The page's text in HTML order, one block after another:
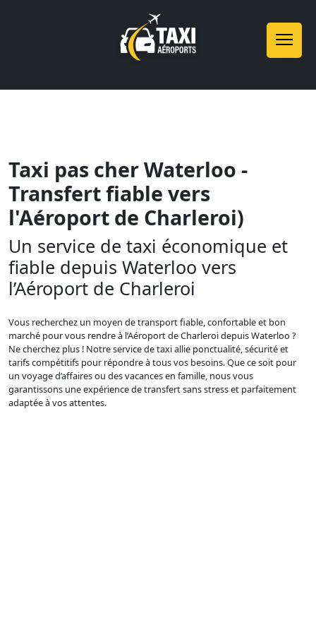
Taxi pas cher Waterloo -
Transfert fiable vers
l'Aéroport de Charleroi)
Un service de taxi économique et
fiable depuis Waterloo vers
l’Aéroport de Charleroi
Vous recherchez un moyen de transport fiable, confortable et bon
marché pour vous rendre à l’Aéroport de Charleroi depuis Waterloo ?
Ne cherchez plus ! Notre service de taxi allie ponctualité, sécurité et
tarifs compétitifs pour répondre à tous vos besoins. Que ce soit pour
un voyage d’affaires ou des vacances en famille, nous vous
garantissons une expérience de transfert sans stress et parfaitement
adaptée à vos attentes.